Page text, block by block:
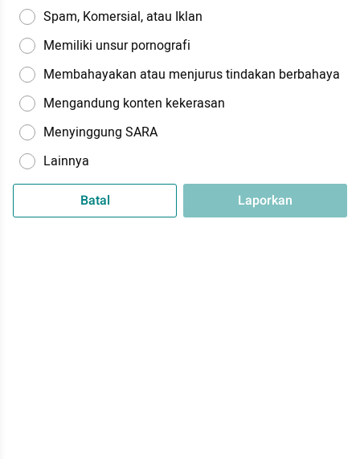
Spam, Komersial, atau Iklan
Memiliki unsur pornografi
Membahayakan atau menjurus tindakan berbahaya
Mengandung konten kekerasan
Menyinggung SARA
Lainnya
Batal Laporkan